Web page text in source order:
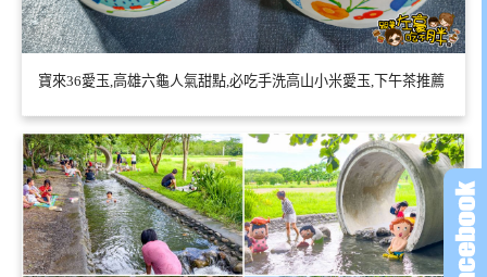
寶來36愛玉,高雄六龜人氣甜點,必吃手洗高山小米愛玉,下午茶推薦